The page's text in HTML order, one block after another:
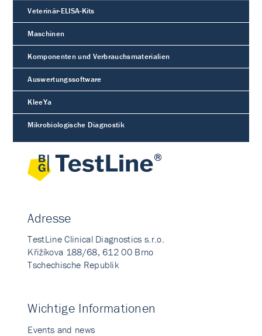
Veterinär-ELISA-Kits
Maschinen
Komponenten und Verbrauchsmaterialien
Auswertungssoftware
KleeYa
Mikrobiologische Diagnostik
Adresse
TestLine Clinical Diagnostics s.r.o.
Křižíkova 188/68, 612 00 Brno
Tschechische Republik
Wichtige Informationen
Events and news